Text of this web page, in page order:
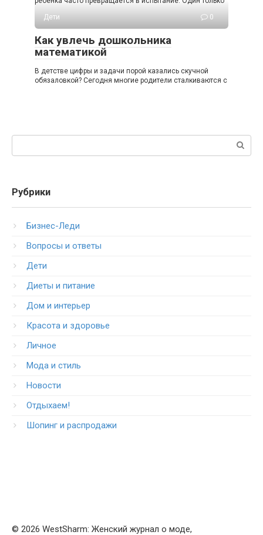
Дети
0
Как увлечь дошкольника
математикой
В детстве цифры и задачи порой казались скучной
обязаловкой? Сегодня многие родители сталкиваются с
Рубрики
Бизнес-Леди
Вопросы и ответы
Дети
Диеты и питание
Дом и интерьер
Красота и здоровье
Личное
Мода и стиль
Новости
Отдыхаем!
Шопинг и распродажи
© 2026 WestSharm: Женский журнал о моде,